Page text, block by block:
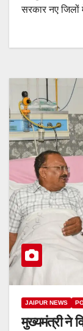
सरकार नए
JAIPUR NEWS
मुख्यमंत्री ने